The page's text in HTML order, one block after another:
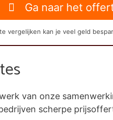
Ga naar het
vergelijken kan je veel geld
van onze
scherpe